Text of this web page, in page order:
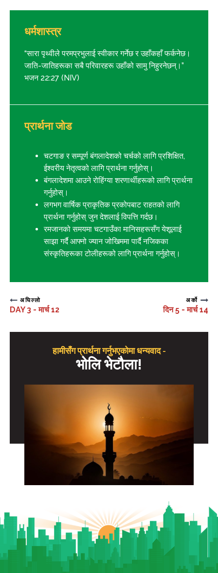
धर्मशास्त्र
“सारा पृथ्वीले परमप्रभुलाई स्वीकार गर्नेछ र उहाँकहाँ फर्कनेछ।
जाति-जातिहरूका सबै परिवारहरू उहाँको सामु निहुरनेछन्।”
भजन 22:27 (NIV)
प्रार्थना जोड
चटगाङ र सम्पूर्ण बंगलादेशको चर्चको लागि प्रशिक्षित,
ईश्वरीय नेतृत्वको लागि प्रार्थना गर्नुहोस्।
बंगलादेशमा आउने रोहिंग्या शरणार्थीहरूको लागि प्रार्थना
गर्नुहोस्।
लगभग वार्षिक प्राकृतिक प्रकोपबाट राहतको लागि
प्रार्थना गर्नुहोस् जुन देशलाई विपत्ति गर्दछ।
रमजानको समयमा चटगाउँका मानिसहरूसँग येशूलाई
साझा गर्दै आफ्नो ज्यान जोखिममा पार्दै नजिकका
संस्कृतिहरूका टोलीहरूको लागि प्रार्थना गर्नुहोस्।
अघिल्लो
DAY 3 - मार्च 12
अर्को
दिन 5 - मार्च 14
हामीसँग प्रार्थना गर्नुभएकोमा धन्यवाद -
भोलि भेटौला!